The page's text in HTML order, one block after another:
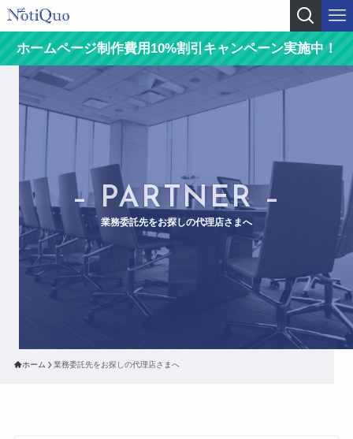
ホームページ制作費用10%割引キャンペーン実施中！
業務委託先をお探しの代理店さまへ
– PARTNER –
ホーム 業務委託先をお探しの代理店さまへ